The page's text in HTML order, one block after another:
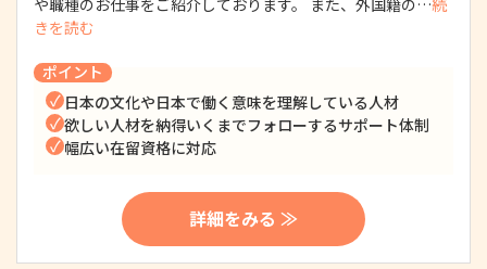
や職種のお仕事をご紹介しております。 また、外国籍の…続
きを読む
ポイント
日本の文化や日本で働く意味を理解している人材
欲しい人材を納得いくまでフォローするサポート体制
幅広い在留資格に対応
詳細をみる ≫